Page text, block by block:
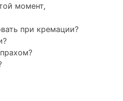
момент,
при кремации?